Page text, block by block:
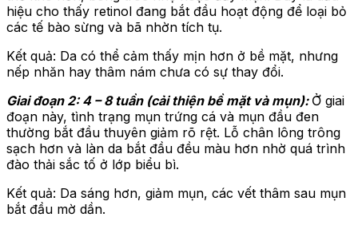
hiệu cho thấy retinol đang bắt đầu hoạt động để loại bỏ
các tế bào sừng và bã nhờn tích tụ.
Kết quả: Da có thể cảm thấy mịn hơn ở bề mặt, nhưng
nếp nhăn hay thâm nám chưa có sự thay đổi.
Giai đoạn 2: 4 – 8 tuần (cải thiện bề mặt và mụn): Ở giai
đoạn này, tình trạng mụn trứng cá và mụn đầu đen
thường bắt đầu thuyên giảm rõ rệt. Lỗ chân lông trông
sạch hơn và làn da bắt đầu đều màu hơn nhờ quá trình
đào thải sắc tố ở lớp biểu bì.
Kết quả: Da sáng hơn, giảm mụn, các vết thâm sau mụn
bắt đầu mờ dần.